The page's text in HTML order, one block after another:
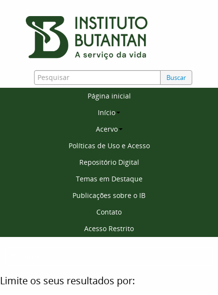
Buscar
Página inicial
Início
Acervo
Políticas de Uso e Acesso
Repositório Digital
Temas em Destaque
Publicações sobre o IB
Contato
Acesso Restrito
Limite os seus resultados por: